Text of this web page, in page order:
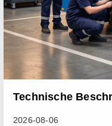
Technische
2026-08-06